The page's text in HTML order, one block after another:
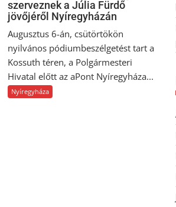
szerveznek a Júlia Fürdő
jövőjéről Nyíregyházán
Augusztus 6-án, csütörtökön
nyilvános pódiumbeszélgetést tart a
Kossuth téren, a Polgármesteri
Hivatal előtt az aPont Nyíregyháza...
Nyíregyháza